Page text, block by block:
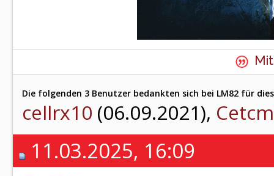
Die folgenden 3 Benutzer bedankten sich bei LM82 für
cellrx10 (06.09.2021), Cetcm
11.03.2025, 16:09